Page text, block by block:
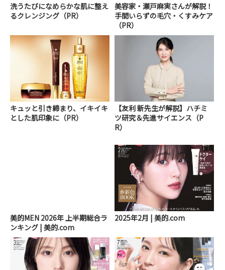
洗うたびになめらかな肌に整え
るクレンジング（PR）
美容家・瀬戸麻実さんが解説！
手間いらずの毛穴・くすみケア
（PR）
キュッと引き締まり、イキイキ
とした肌印象に（PR）
【友利 新先生が解説】ハチミ
ツ研究＆先進サイエンス（P
R）
美的MEN 2026年 上半期総合ラ
ンキング | 美的.com
2025年2月 | 美的.com